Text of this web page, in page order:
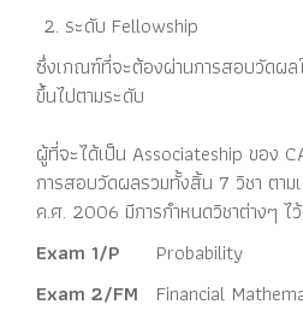
ระดับ Fellowship
ซึ่งเกณฑ์ที่จะต้องผ่านการสอบวัดผ
ขึ้นไปตามระดับ
ผู้ที่จะได้เป็น Associateship ของ
การสอบวัดผลรวมทั้งสิ้น 7 วิชา ตา
ค.ศ. 2006 มีการกำหนดวิชาต่างๆ ไ
Exam 1/P
Probability
Exam 2/FM
Financial